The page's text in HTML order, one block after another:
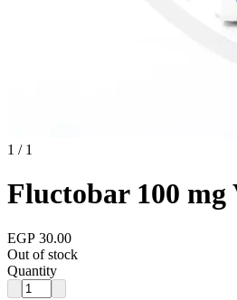
1 / 1
Fluctobar 100 mg
EGP 30.00
Out of stock
Quantity